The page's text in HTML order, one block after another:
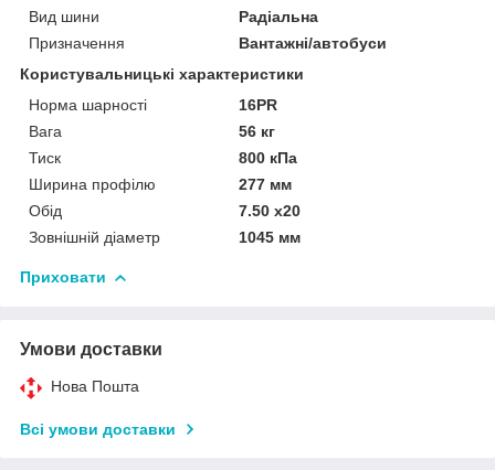
Вид шини
Радіальна
Призначення
Вантажні/автобуси
Користувальницькі характеристики
Норма шарності
16PR
Вага
56 кг
Тиск
800 кПа
Ширина профілю
277 мм
Обід
7.50 x20
Зовнішній діаметр
1045 мм
Приховати
Умови доставки
Нова Пошта
Всі умови доставки